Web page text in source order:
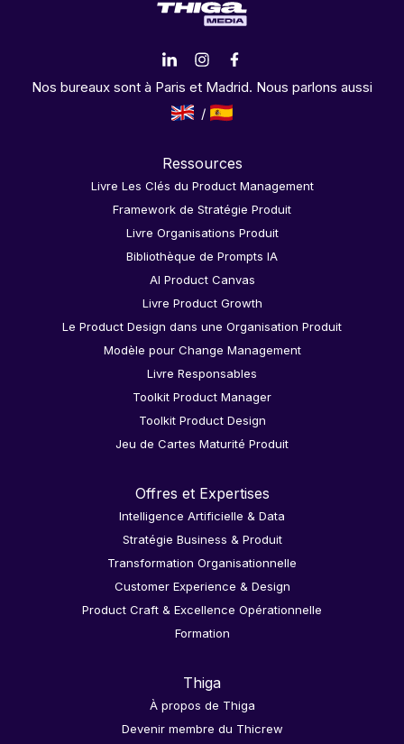
Nos bureaux sont à Paris et Madrid. Nous parlons aussi
Ressources
Livre Les Clés du Product Management
Framework de Stratégie Produit
Livre Organisations Produit
Bibliothèque de Prompts IA
AI Product Canvas
Livre Product Growth
Le Product Design dans une Organisation Produit
Modèle pour Change Management
Livre Responsables
Toolkit Product Manager
Toolkit Product Design
Jeu de Cartes Maturité Produit
Offres et Expertises
Intelligence Artificielle & Data
Stratégie Business & Produit
Transformation Organisationnelle
Customer Experience & Design
Product Craft & Excellence Opérationnelle
Formation
Thiga
À propos de Thiga
Devenir membre du Thicrew